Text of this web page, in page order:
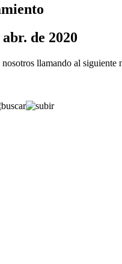
de 2020
llamando al siguiente